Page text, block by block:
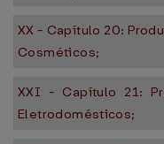
XX - Capítulo 20:
Cosméticos;
XXI - Capítulo 21:
Eletrodomésticos;